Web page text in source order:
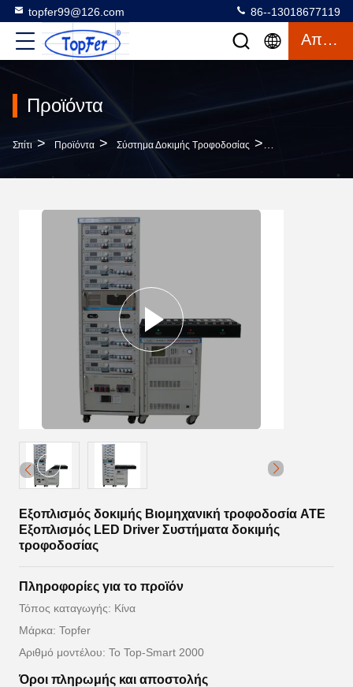
topfer99@126.com 86--13018677119
Απόσπασμα
Προϊόντα
Σπίτι > Προϊόντα > Σύστημα Δοκιμής Τροφοδοσίας >
Εξοπλισμός δοκιμής Βιομηχανική τροφοδοσία ATE
Εξοπλισμός LED Driver Συστήματα δοκιμής
τροφοδοσίας
Πληροφορίες για το προϊόν
Τόπος καταγωγής: Κίνα
Μάρκα: Topfer
Αριθμό μοντέλου: Το Top-Smart 2000
Όροι πληρωμής και αποστολής